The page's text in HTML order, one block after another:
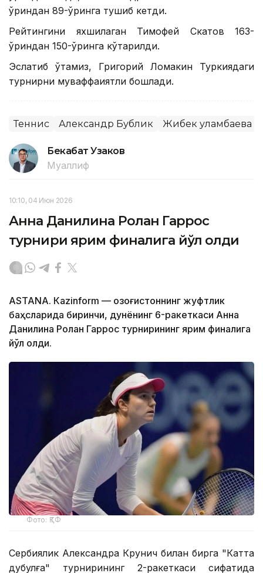
ўриндан 89-ўринга тушиб кетди.
Рейтингини яхшилаган Тимофей Скатов 163-
ўриндан 150-ўринга кўтарилди.
Эслатиб ўтамиз, Григорий Ломакин Туркиядаги
турнирни муваффақиятли бошлади.
Теннис Александр Бублик Жибек Қуламбаева
Бекабат Узаков
Муаллиф
10:10, 04 Июн 2026
Анна Данилина Ролан Гаррос
турнири ярим финалига йўл олди
ASTANА. Кazinform — Қозоғистоннинг жуфтлик
баҳсларида биринчи, дунёнинг 6-ракеткаси Анна
Данилина Ролан Гаррос турнирининг ярим финалига
йўл олди.
Фото: ҚТФ
Сербиялик Александра Крунич билан бирга "Катта
дубулға" турнирининг 2-ракеткаси сифатида